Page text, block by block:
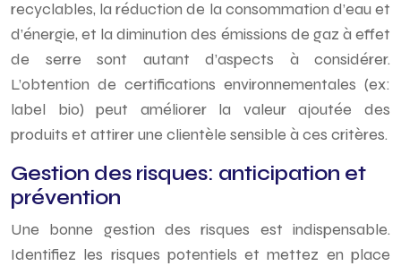
recyclables, la réduction de la consommation d’eau et
d’énergie, et la diminution des émissions de gaz à effet
de serre sont autant d’aspects à considérer.
L’obtention de certifications environnementales (ex:
label bio) peut améliorer la valeur ajoutée des
produits et attirer une clientèle sensible à ces critères.
Gestion des risques: anticipation et
prévention
Une bonne gestion des risques est indispensable.
Identifiez les risques potentiels et mettez en place